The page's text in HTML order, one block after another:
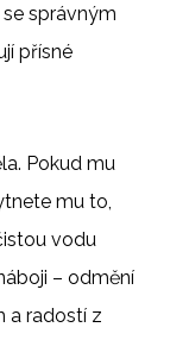
správným
přísné
Pokud mu
mu to,
vodu
– odmění
a radostí z